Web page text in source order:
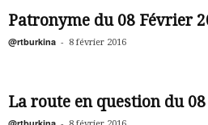
Patronyme du 08 Février
@rtburkina - 8 février 2016
La route en question du